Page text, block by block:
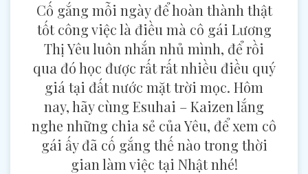
Cố gắng mỗi ngày để hoàn thành thật
tốt công việc là điều mà cô gái Lương
Thị Yêu luôn nhắn nhủ mình, để rồi
qua đó học được rất rất nhiều điều quý
giá tại đất nước mặt trời mọc. Hôm
nay, hãy cùng Esuhai – Kaizen lắng
nghe những chia sẻ của Yêu, để xem cô
gái ấy đã cố gắng thế nào trong thời
gian làm việc tại Nhật nhé!